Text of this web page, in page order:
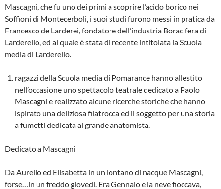
Ma­scagni, che fu uno dei primi a scoprire l’acido borico nei
Soffioni di Montecerboli, i suoi stu­di furono messi in pratica da
Francesco de Lar­derei, fondatore dell’industria Boracifera di
Lar­derello, ed al quale è stata di recente intitola­ta la Scuola
media di Larderello.
ragazzi della Scuola media di Pomarance hanno allestito
nell’occasione uno spettacolo teatrale dedicato a Paolo
Mascagni e realiz­zato alcune ricerche storiche che hanno
ispi­rato una deliziosa filatrocca ed il soggetto per una storia
a fumetti dedicata al grande anato­mista.
Dedicato a Mascagni
Da Aurelio ed Elisabetta in un lontano dì nac­que Mascagni,
forse…in un freddo giovedì. Era Gennaio e la neve fioccava,